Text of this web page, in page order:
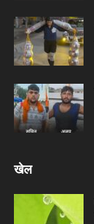
खेल